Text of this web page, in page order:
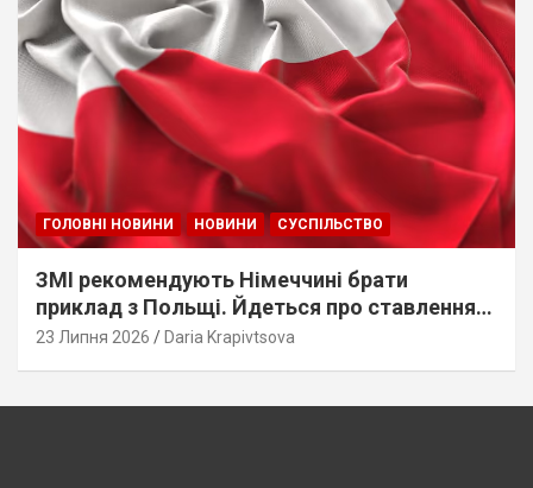
ГОЛОВНІ НОВИНИ НОВИНИ СУСПІЛЬСТВО
ЗМІ рекомендують Німеччині брати
приклад з Польщі. Йдеться про ставлення
до українців
23 Липня 2026 Daria Krapivtsova